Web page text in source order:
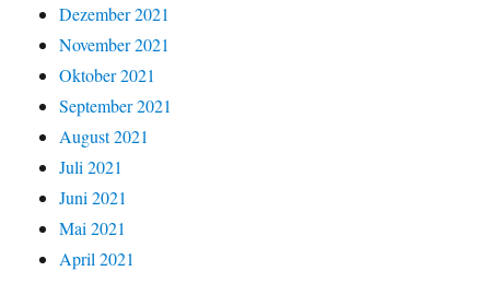
Dezember 2021
November 2021
Oktober 2021
September 2021
August 2021
Juli 2021
Juni 2021
Mai 2021
April 2021